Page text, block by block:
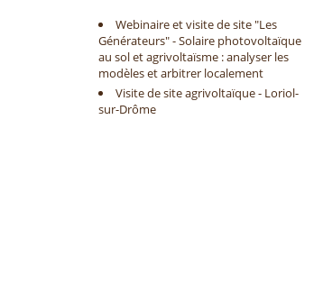
Webinaire et visite de site "Les
Générateurs" - Solaire photovoltaïque
au sol et agrivoltaïsme : analyser les
modèles et arbitrer localement
Visite de site agrivoltaïque - Loriol-
sur-Drôme